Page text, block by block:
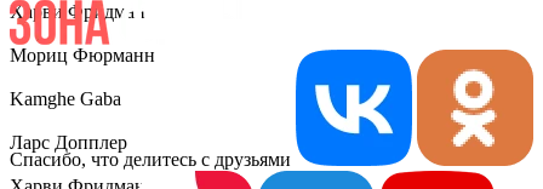
Харви Фридман
Мориц Фюрманн
Kamghe Gaba
Ларс Допплер
Спасибо, что делитесь с друзьями